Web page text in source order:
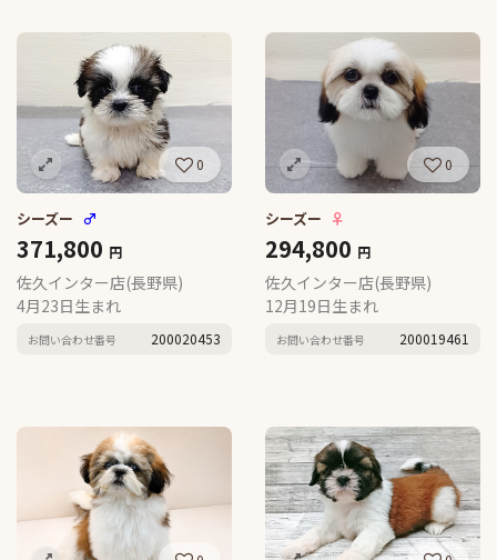
0
シーズー ♂
371,800 円
佐久インター店(長野県)
4月23日生まれ
お問い合わせ番号 200020453
0
シーズー ♀
294,800 円
佐久インター店(長野県)
12月19日生まれ
お問い合わせ番号 200019461